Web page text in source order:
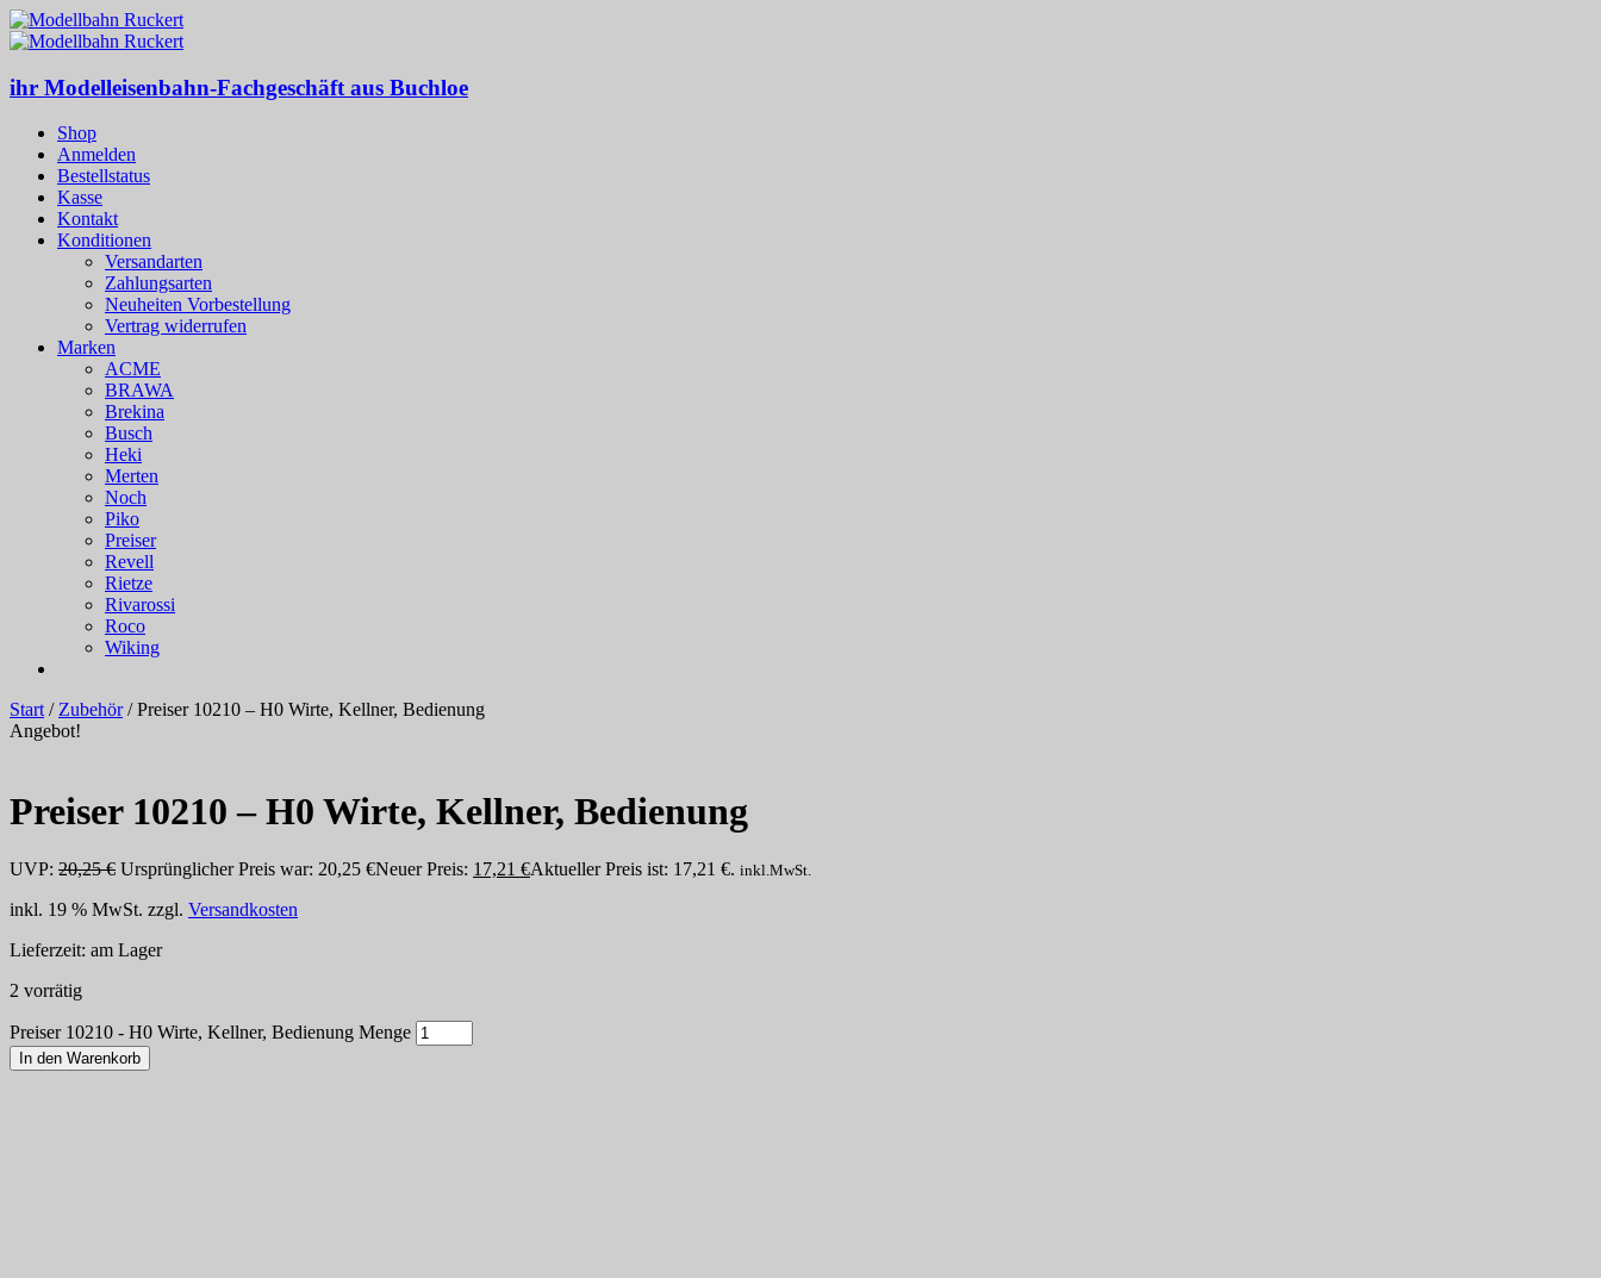
ihr Modelleisenbahn-Fachgeschäft aus Buchloe
Shop
Anmelden
Bestellstatus
Kasse
Kontakt
Konditionen
Versandarten
Zahlungsarten
Neuheiten Vorbestellung
Vertrag widerrufen
Marken
ACME
BRAWA
Brekina
Busch
Heki
Merten
Noch
Piko
Preiser
Revell
Rietze
Rivarossi
Roco
Wiking
Start/Zubehör/ Preiser 10210 – H0 Wirte, Kellner, Bedienung
Angebot!
Preiser 10210 – H0 Wirte, Kellner, Bedienung
UVP: 20,25€ Ursprünglicher Preis war: 20,25 €Neuer Preis: 17,21 €Aktueller Preis ist: 17,21 €. inkl.MwSt.
inkl. 19 % MwSt. zzgl. Versandkosten
Lieferzeit: am Lager
2 vorrätig
Preiser 10210 - H0 Wirte, Kellner, Bedienung Menge
In den Warenkorb